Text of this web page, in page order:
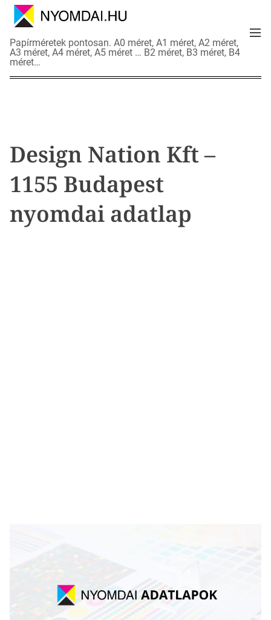
N
y
o
m
t
a
Papírméretek pontosan. A0 méret, A1 méret, A2 méret,
A3 méret, A4 méret, A5 méret … B2 méret, B3 méret, B4
méret…
M
Design Nation Kft –
1155 Budapest
nyomdai adatlap